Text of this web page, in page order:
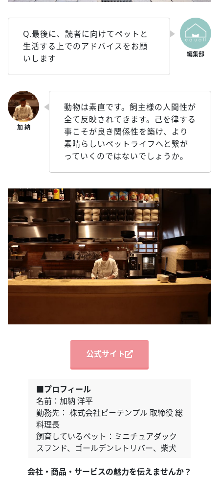
Q.最後に、読者に向けてペットと
生活する上でのアドバイスをお願
いします
動物は素直です。飼主様の人間性が
全て反映されてきます。己を律する
事こそが良き関係性を築け、より
素晴らしいペットライフへと繋が
っていくのではないでしょうか。
公式サイト
■プロフィール
名前：加納 洋平
勤務先： 株式会社ピーテンプル 取締役 総
料理長
飼育しているペット：ミニチュアダック
スフンド、ゴールデンレトリバー、柴犬
会社・商品・サービスの魅力を伝えませんか？